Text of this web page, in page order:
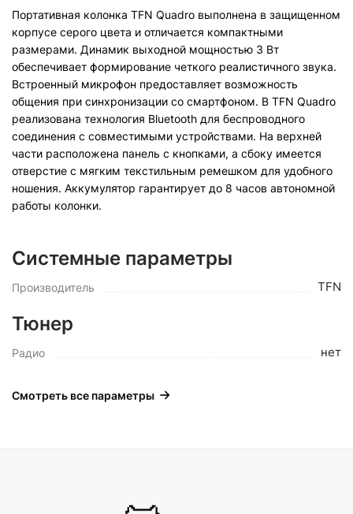
Портативная колонка TFN Quadro выполнена в защищенном
корпусе серого цвета и отличается компактными
размерами. Динамик выходной мощностью 3 Вт
обеспечивает формирование четкого реалистичного звука.
Встроенный микрофон предоставляет возможность
общения при синхронизации со смартфоном. В TFN Quadro
реализована технология Bluetooth для беспроводного
соединения с совместимыми устройствами. На верхней
части расположена панель с кнопками, а сбоку имеется
отверстие с мягким текстильным ремешком для удобного
ношения. Аккумулятор гарантирует до 8 часов автономной
работы колонки.
Системные параметры
Производитель TFN
Тюнер
Радио нет
Смотреть все параметры